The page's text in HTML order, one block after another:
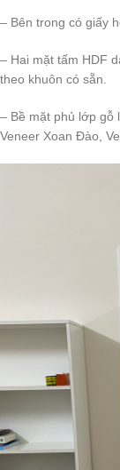
– Bên trong có giấy
– Hai mặt tấm HDF
theo khuôn có sẵn.
– Bề mặt phủ lớp gỗ
Veneer Xoan Đào,